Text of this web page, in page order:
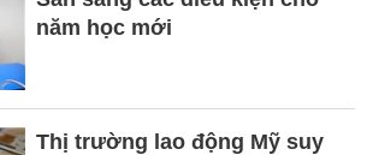
năm học mới
Thị trường lao động Mỹ suy